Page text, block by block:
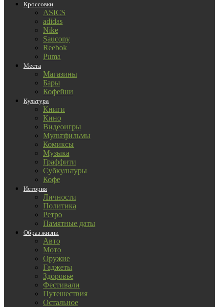
Кроссовки
ASICS
adidas
Nike
Saucony
Reebok
Puma
Места
Магазины
Бары
Кофейни
Культура
Книги
Кино
Видеоигры
Мультфильмы
Комиксы
Музыка
Граффити
Субкультуры
Кофе
История
Личности
Политика
Ретро
Памятные даты
Образ жизни
Авто
Мото
Оружие
Гаджеты
Здоровье
Фестивали
Путешествия
Остальное